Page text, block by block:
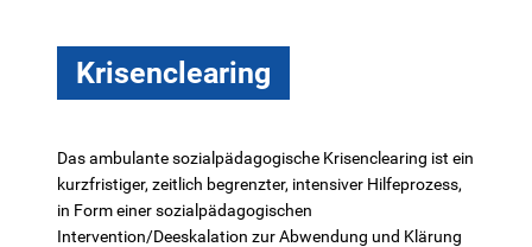
Krisenclearing
Das ambulante sozialpädagogische Krisenclearing ist ein
kurzfristiger, zeitlich begrenzter, intensiver Hilfeprozess,
in Form einer sozialpädagogischen
Intervention/Deeskalation zur Abwendung und Klärung